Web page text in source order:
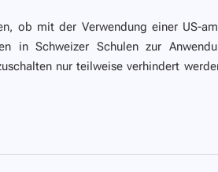
ob mit der Verwendung einer US-
in Schweizer Schulen zur
nur teilweise verhindert